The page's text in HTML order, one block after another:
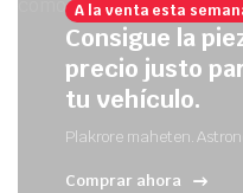
A la venta esta
Consigue la
precio justo
tu vehículo.
Plakrore maheten.
Comprar ahora